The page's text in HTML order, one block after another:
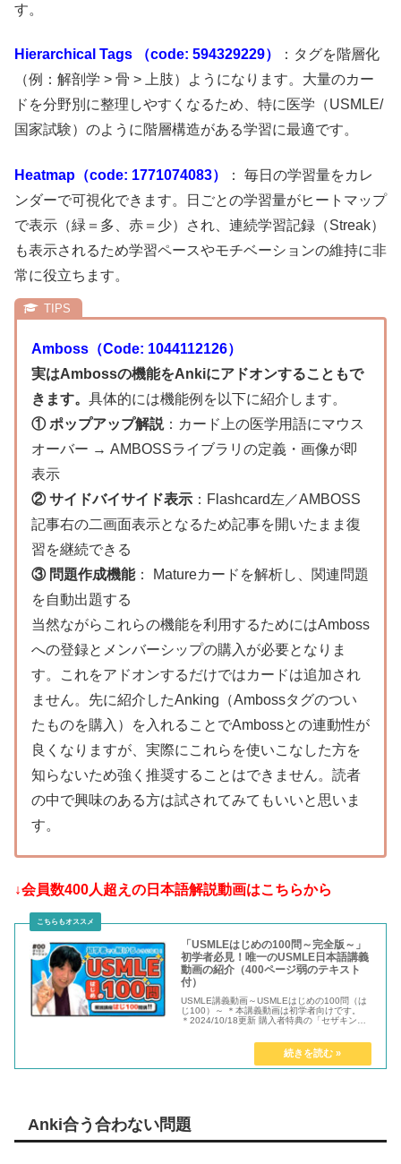
す。
Hierarchical Tags （code: 594329229）
：タグを階層化
（例：解剖学 > 骨 > 上肢）ようになります。大量のカー
ドを分野別に整理しやすくなるため、特に医学（USMLE/
国家試験）のように階層構造がある学習に最適です。
Heatmap（code: 1771074083）
： 毎日の学習量をカレ
ンダーで可視化できます。日ごとの学習量がヒートマップ
で表示（緑＝多、赤＝少）され、連続学習記録（Streak）
も表示されるため学習ペースやモチベーションの維持に非
常に役立ちます。
Amboss（Code: 1044112126）
実はAmbossの機能をAnkiにアドオンすることもで
きます。 具体的には機能例を以下に紹介します。
① ポップアップ解説：カード上の医学用語にマウス
オーバー → AMBOSSライブラリの定義・画像が即
表示
② サイドバイサイド表示 ：Flashcard左／AMBOSS
記事右の二画面表示となるため記事を開いたまま復
習を継続できる
③ 問題作成機能： Matureカードを解析し、関連問題
を自動出題する
当然ながらこれらの機能を利用するためにはAmboss
への登録とメンバーシップの購入が必要となりま
す。これをアドオンするだけではカードは追加され
ません。先に紹介したAnking（Ambossタグのつい
たものを購入）を入れることでAmbossとの連動性が
良くなりますが、実際にこれらを使いこなした方を
知らないため強く推奨することはできません。読者
の中で興味のある方は試されてみてもいいと思いま
す。
↓会員数400人超えの日本語解説動画はこちらから
「USMLEはじめの100問～完全版～」
初学者必見！唯一のUSMLE日本語講義
動画の紹介（400ページ弱のテキスト
付）
USMLE講義動画～USMLEはじめの100問（は
じ100）～ ＊本講義動画は初学者向けです。
＊2024/10/18更新 購入者特典の「セザキング
Anki合う合わない問題